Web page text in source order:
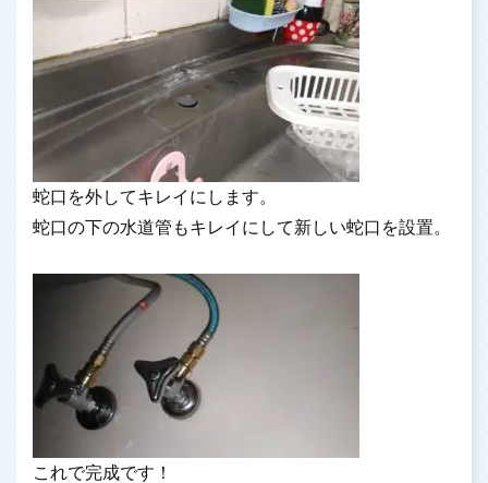
蛇口を外してキレイにします。
蛇口の下の水道管もキレイにして新しい蛇口を設置。
これで完成です！